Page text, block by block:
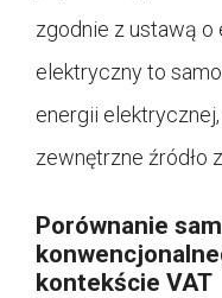
zgodnie z ustawą o
elektryczny to
energii
zewnętrzne źródło
Porównanie
kontekście VAT